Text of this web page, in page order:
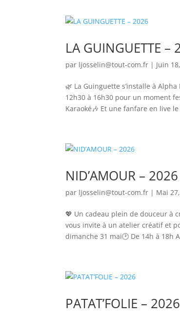
LA GUINGUETTE –
par ljosselin@tout-com.fr | Juin
🌿 La Guinguette s’installe à
12h30 à 16h30 pour un moment
Karaoké🎶 Et une fanfare en live
NID’AMOUR – 2026
par ljosselin@tout-com.fr | Mai
💖 Un cadeau plein de douceur à
vous invite à un atelier créatif et
dimanche 31 mai🕑 De 14h à 18h
PATAT’FOLIE – 2026